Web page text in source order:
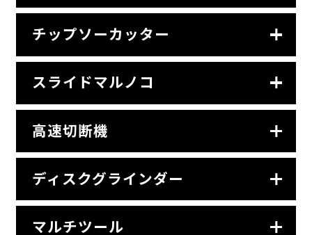
チップソーカッター
スライドマルノコ
高速切断機
ディスクグラインダー
マルチツール